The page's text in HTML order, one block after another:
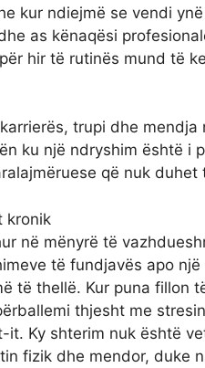
kur ndiejmë se vendi
as kënaqësi
hir të rutinës mund të
trupi dhe mendja
ku një ndryshim është i
që nuk duhet
kronik
në mënyrë të
të fundjavës apo
të thellë. Kur puna fillon
thjesht me
it. Ky shterim nuk është
fizik dhe mendor, duke